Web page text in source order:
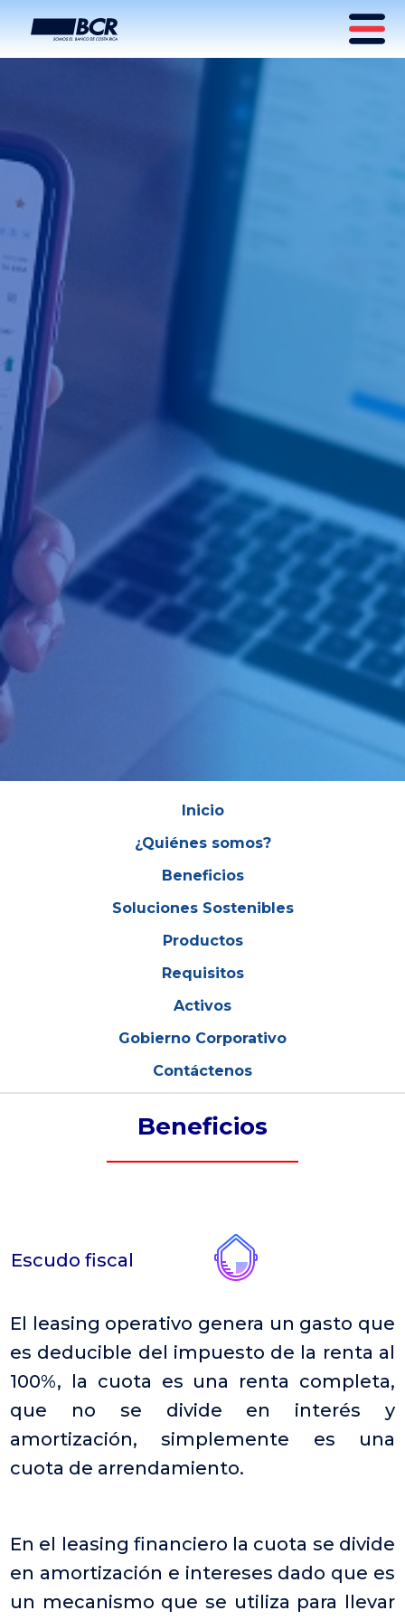
Inicio
¿Quiénes somos?
Beneficios
Soluciones Sostenibles
Productos
Requisitos
Activos
Gobierno Corporativo
Contáctenos
Beneficios
Escudo fiscal
El leasing operativo genera un gasto que
es deducible del impuesto de la renta al
100%, la cuota es una renta completa,
que no se divide en interés y
amortización, simplemente es una
cuota de arrendamiento.
En el leasing financiero la cuota se divide
en amortización e intereses dado que es
un mecanismo que se utiliza para llevar